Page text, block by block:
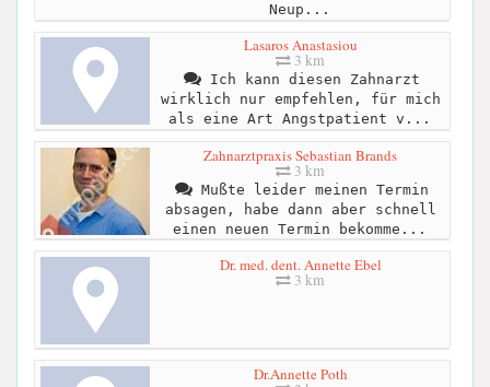
Neup...
Lasaros Anastasiou
3 km
Ich kann diesen Zahnarzt
wirklich nur empfehlen, für mich
als eine Art Angstpatient v...
Zahnarztpraxis Sebastian Brands
3 km
Mußte leider meinen Termin
absagen, habe dann aber schnell
einen neuen Termin bekomme...
Dr. med. dent. Annette Ebel
3 km
Dr.Annette Poth